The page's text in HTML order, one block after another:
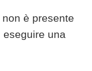
è presente
una